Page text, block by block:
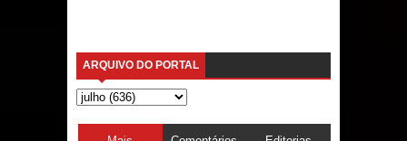
ARQUIVO DO PORTAL